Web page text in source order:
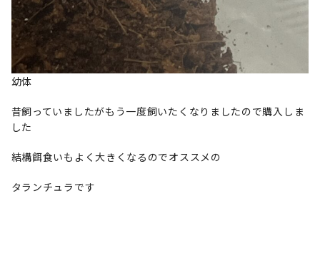
幼体
昔飼っていましたがもう一度飼いたくなりましたので購入しま
した
結構餌食いもよく大きくなるのでオススメの
タランチュラです